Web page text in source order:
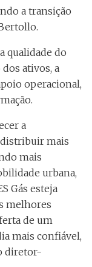
a transição
qualidade do
ativos, a
operacional,
a
mais
mais
urbana,
Gás esteja
melhores
de um
mais confiável,
diretor-